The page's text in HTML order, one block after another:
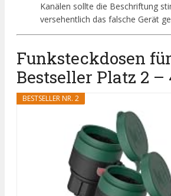
Kanälen sollte die Beschriftung
versehentlich das falsche Gerät
Funksteckdosen
Bestseller Platz 2 –
BESTSELLER NR. 2